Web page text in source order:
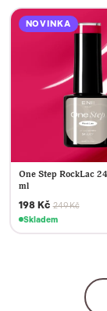
NOVINKA
One Step RockLac
ml
198 Kč 249 Kč
Skladem